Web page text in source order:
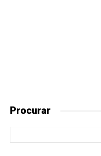
Procurar